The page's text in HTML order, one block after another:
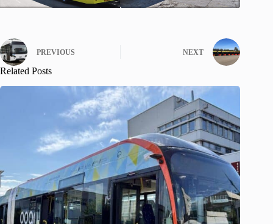
PREVIOUS NEXT
Related Posts